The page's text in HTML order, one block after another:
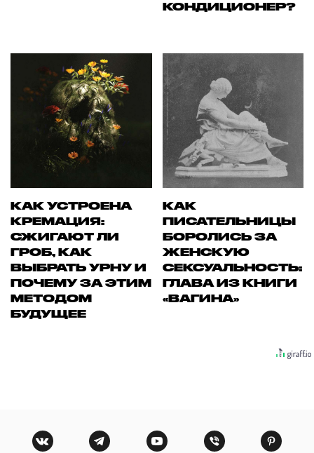
КОНДИЦИОНЕР?
КАК УСТРОЕНА
КРЕМАЦИЯ:
СЖИГАЮТ ЛИ
ГРОБ, КАК
ВЫБРАТЬ УРНУ И
ПОЧЕМУ ЗА ЭТИМ
МЕТОДОМ
БУДУЩЕЕ
КАК
ПИСАТЕЛЬНИЦЫ
БОРОЛИСЬ ЗА
ЖЕНСКУЮ
СЕКСУАЛЬНОСТЬ:
ГЛАВА ИЗ КНИГИ
«ВАГИНА»